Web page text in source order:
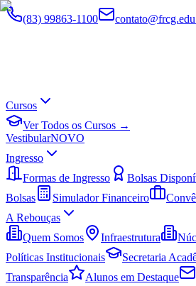
(83) 99863-1100
Cursos
Ver Todos os Cursos →
VestibularNOVO
Ingresso
Formas de Ingresso
Bolsas
Bolsas
Simulador Financeiro
A Rebouças
Quem Somos
Infraestrutura
Políticas Institucionais
Secretaria
Transparência
Alunos em Destaque